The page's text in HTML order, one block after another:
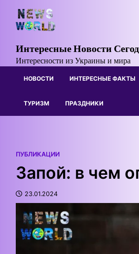
content
Интересные Новости
Интересности из Украины и мира
НОВОСТИ ИНТЕРЕСНЫЕ ФАКТЫ
ТУРИЗМ ПРАЗДНИКИ
ПУБЛИКАЦИИ
Запой: в чем
23.01.2024